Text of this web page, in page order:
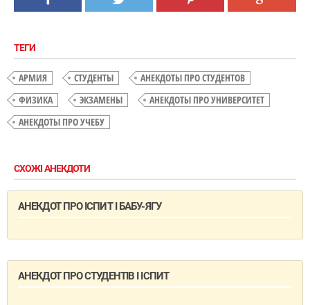
ТЕГИ
АРМИЯ СТУДЕНТЫ
АНЕКДОТЫ ПРО СТУДЕНТОВ
ФИЗИКА
ЭКЗАМЕНЫ
АНЕКДОТЫ ПРО УНИВЕРСИТЕТ
АНЕКДОТЫ ПРО УЧЕБУ
СХОЖІ АНЕКДОТИ
АНЕКДОТ ПРО ІСПИТ І БАБУ-ЯГУ
АНЕКДОТ ПРО СТУДЕНТІВ І ІСПИТ